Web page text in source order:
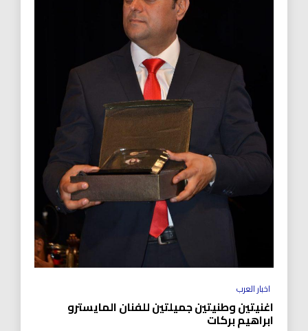
اخبار العرب
اغنيتين وطنيتين جميلتين للفنان المايسترو
ابراهيم بركات